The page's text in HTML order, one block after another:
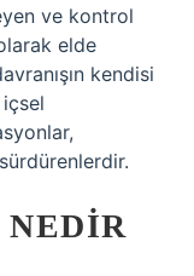
ve kontrol
elde
kendisi